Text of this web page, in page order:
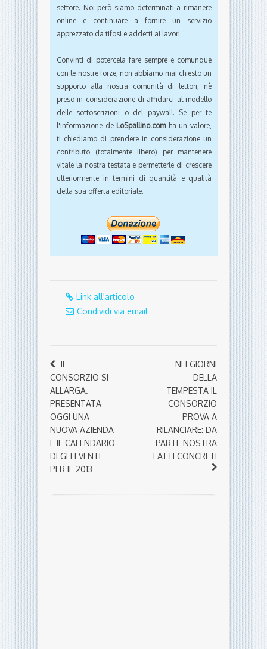
settore. Noi però siamo determinati a rimanere
online e continuare a fornire un servizio
apprezzato da tifosi e addetti ai lavori.
Convinti di potercela fare sempre e comunque
con le nostre forze, non abbiamo mai chiesto un
supporto alla nostra comunità di lettori, nè
preso in considerazione di affidarci al modello
delle sottoscrizioni o del paywall. Se per te
l'informazione de LoSpallino.comha un valore,
ti chiediamo di prendere in considerazione un
contributo (totalmente libero) per mantenere
vitale la nostra testata e permetterle di crescere
ulteriormente in termini di quantità e qualità
della sua offerta editoriale.
Link all'articolo
Condividi via email
IL
CONSORZIO SI
ALLARGA.
PRESENTATA
OGGI UNA
NUOVA AZIENDA
E IL CALENDARIO
DEGLI EVENTI
PER IL 2013
NEI GIORNI
DELLA
TEMPESTA IL
CONSORZIO
PROVA A
RILANCIARE: DA
PARTE NOSTRA
FATTI CONCRETI